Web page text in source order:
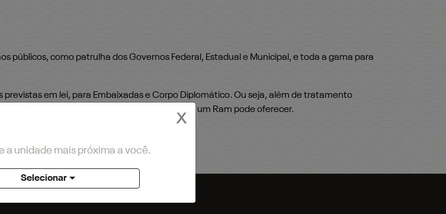
públicos, como patrulha dos Governos Federal, Estadual e Municipal, e toda a gama para
em lei, para Embaixadas e Corpo Diplomático. Ou seja, além de tratamento
conforto, potência e tecnologia que só um Ram pode oferecer.
X
a unidade mais próxima a você.
Selecionar